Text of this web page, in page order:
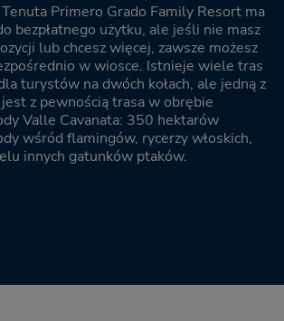
Primero Grado Family Resort ma
bezpłatnego użytku, ale jeśli nie masz
lub chcesz więcej, zawsze możesz
w wiosce. Istnieje wiele tras
turystów na dwóch kołach, ale jedną z
z pewnością trasa w obrębie
Valle Cavanata: 350 hektarów
wśród flamingów, rycerzy włoskich,
innych gatunków ptaków.